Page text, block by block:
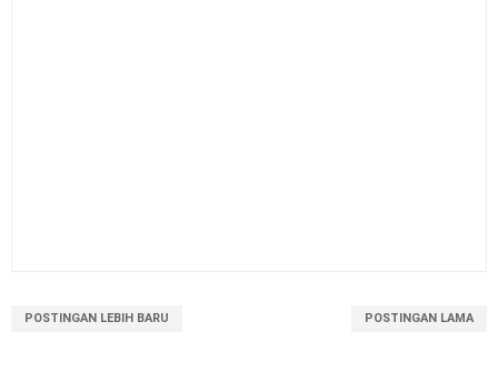
POSTINGAN LEBIH BARU POSTINGAN LAMA